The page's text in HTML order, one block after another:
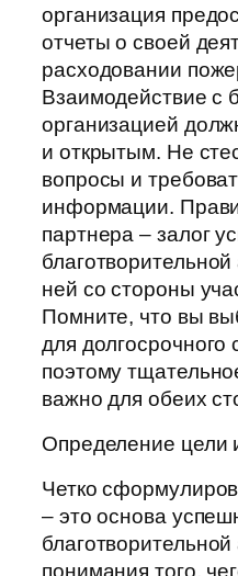
организация
отчеты о своей
расходовании
Взаимодействие с
организацией
и открытым. Не
вопросы и
информации.
партнера – залог
ней со стороны
Помните, что вы
для долгосрочного
поэтому
важно для обеих
Определение цели
Четко
– это основа
понимания того,